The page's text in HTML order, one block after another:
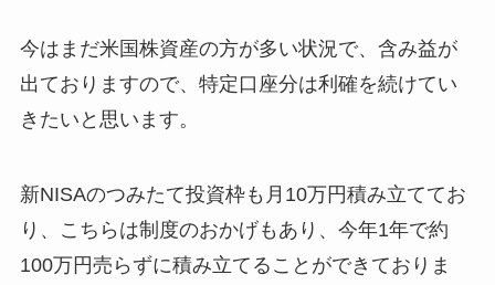
今はまだ米国株資産の方が多い状況で、含み益が
出ておりますので、特定口座分は利確を続けてい
きたいと思います。
新NISAのつみたて投資枠も月10万円積み立ててお
り、こちらは制度のおかげもあり、今年1年で約
100万円売らずに積み立てることができておりま